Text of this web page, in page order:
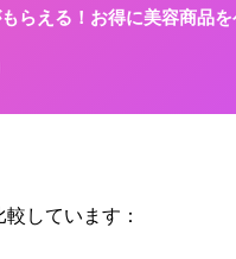
らえる！お得に美容商品を
しています：